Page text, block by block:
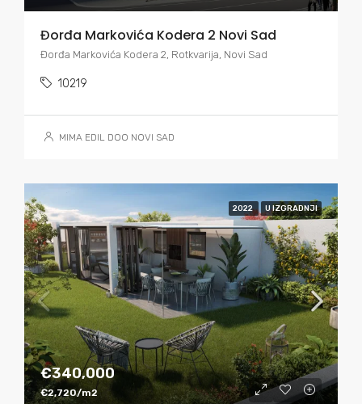
Đorđa Markovića Kodera 2 Novi Sad
Đorđa Markovića Kodera 2, Rotkvarija, Novi Sad
10219
MIMA EDIL DOO NOVI SAD
2022 U IZGRADNJI
€340,000
€2,720/m2